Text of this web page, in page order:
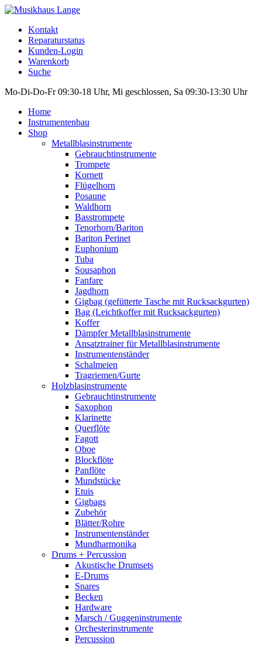
Kontakt
Reparaturstatus
Kunden-Login
Warenkorb
Suche
Mo-Di-Do-Fr 09:30-18 Uhr, Mi geschlossen, Sa 09:30-13:30 Uhr
Home
Instrumentenbau
Shop
Metallblasinstrumente
Gebrauchtinstrumente
Trompete
Kornett
Flügelhorn
Posaune
Waldhorn
Basstrompete
Tenorhorn/Bariton
Bariton Perinet
Euphonium
Tuba
Sousaphon
Fanfare
Jagdhorn
Gigbag (gefütterte Tasche mit Rucksackgurten)
Bag (Leichtkoffer mit Rucksackgurten)
Koffer
Dämpfer Metallblasinstrumente
Ansatztrainer für Metallblasinstrumente
Instrumentenständer
Schalmeien
Tragriemen/Gurte
Holzblasinstrumente
Gebrauchtinstrumente
Saxophon
Klarinette
Querflöte
Fagott
Oboe
Blockflöte
Panflöte
Mundstücke
Etuis
Gigbags
Zubehör
Blätter/Rohre
Instrumentenständer
Mundharmonika
Drums + Percussion
Akustische Drumsets
E-Drums
Snares
Becken
Hardware
Marsch / Guggeninstrumente
Orchesterinstrumente
Percussion